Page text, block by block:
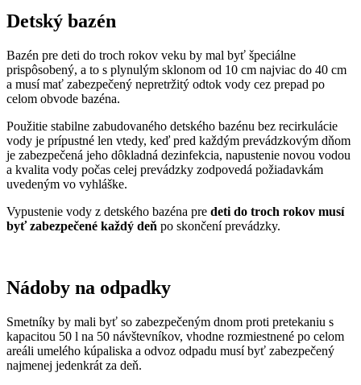
Detský bazén
Bazén pre deti do troch rokov veku by mal byť špeciálne
prispôsobený, a to s plynulým sklonom od 10 cm najviac do 40 cm
a musí mať zabezpečený nepretržitý odtok vody cez prepad po
celom obvode bazéna.
Použitie stabilne zabudovaného detského bazénu bez recirkulácie
vody je prípustné len vtedy, keď pred každým prevádzkovým dňom
je zabezpečená jeho dôkladná dezinfekcia, napustenie novou vodou
a kvalita vody počas celej prevádzky zodpovedá požiadavkám
uvedeným vo vyhláške.
Vypustenie vody z detského bazéna pre deti do troch rokov musí
byť zabezpečené každý deň po skončení prevádzky.
Nádoby na odpadky
Smetníky by mali byť so zabezpečeným dnom proti pretekaniu s
kapacitou 50 l na 50 návštevníkov, vhodne rozmiestnené po celom
areáli umelého kúpaliska a odvoz odpadu musí byť zabezpečený
najmenej jedenkrát za deň.